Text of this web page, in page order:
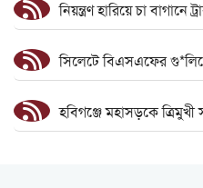
নিয়ন্ত্রণ হারিয়ে চা বাগানে
সিলেটে বিএসএফের
হবিগঞ্জে মহাসড়কে ত্রিমুখী